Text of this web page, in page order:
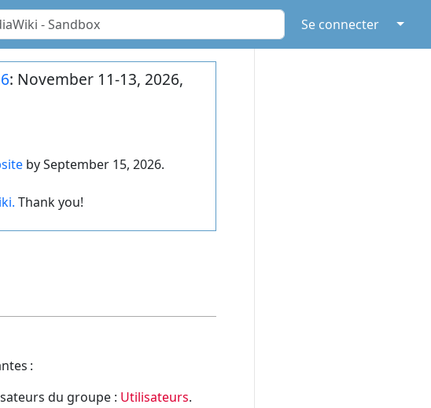
Se connecter ↓
: November 11-13, 2026,
by September 15, 2026.
Thank you!
:
du groupe : Utilisateurs.